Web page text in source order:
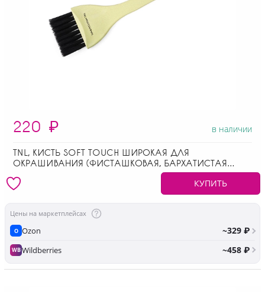
220 ₽ в наличии
TNL, КИСТЬ SOFT TOUCH ШИРОКАЯ ДЛЯ
ОКРАШИВАНИЯ (ФИСТАШКОВАЯ, БАРХАТИСТАЯ
КУПИТЬ
Цены на маркетплейсах
O Ozon ~329 ₽
WBWildberries ~458 ₽